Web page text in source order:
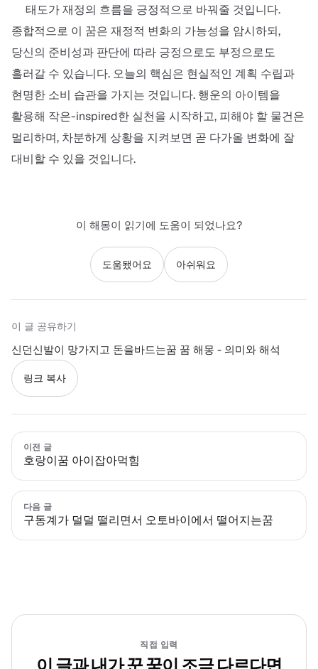
태도가 재정의 흐름을 긍정적으로 바꿔줄 것입니다.
종합적으로 이 꿈은 재정적 변화의 가능성을 암시하되,
당신의 준비성과 판단에 따라 긍정으로도 부정으로도
흘러갈 수 있습니다. 오늘의 핵심은 현실적인 계획 수립과
현명한 소비 습관을 가지는 것입니다. 행운의 아이템을
활용해 작은-inspired한 실천을 시작하고, 피해야 할 물건은
멀리하며, 차분하게 상황을 지켜보면 곧 다가올 변화에 잘
대비할 수 있을 것입니다.
이 해몽이 읽기에 도움이 되었나요?
도움됐어요 아쉬워요
이 글 공유하기
신던신발이 망가지고 돈을바드는꿈 꿈 해몽 - 의미와 해석
링크 복사
이전 글
호랑이꿈 아이잡아먹힘
다음 글
구동계가 덜덜 떨리면서 오토바이에서 떨어지는꿈
직접 입력